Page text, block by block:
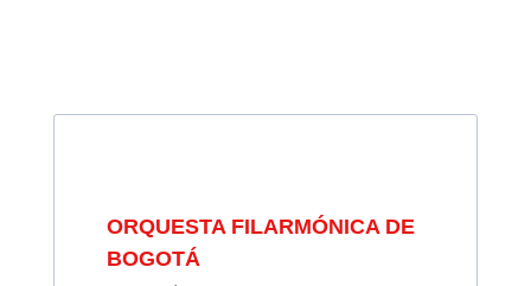
ORQUESTA FILARMÓNICA DE
BOGOTÁ